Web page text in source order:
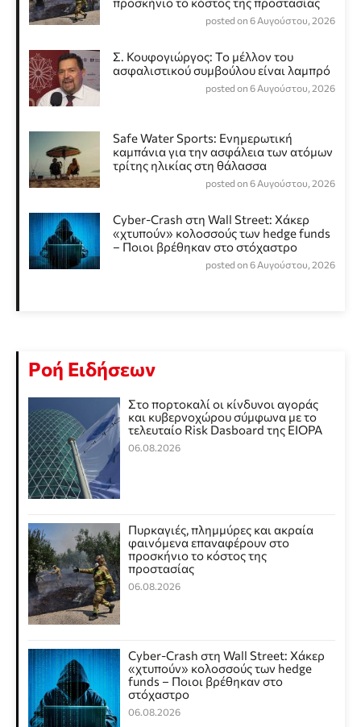
posted on 6 Αυγούστου, 2026
Σ. Κουφογιώργος: To μέλλον του
ασφαλιστικού συμβούλου είναι λαμπρό
posted on 6 Αυγούστου, 2026
Safe Water Sports: Eνημερωτική
καμπάνια για την ασφάλεια των ατόμων
τρίτης ηλικίας στη θάλασσα
posted on 6 Αυγούστου, 2026
Cyber-Crash στη Wall Street: Χάκερ
«χτυπούν» κολοσσούς των hedge funds
– Ποιοι βρέθηκαν στο στόχαστρο
posted on 6 Αυγούστου, 2026
Ροή Ειδήσεων
Στο πορτοκαλί οι κίνδυνοι αγοράς
και κυβερνοχώρου σύμφωνα με το
τελευταίο Risk Dasboard της EIOPA
06.08.2026
Πυρκαγιές, πλημμύρες και ακραία
φαινόμενα επαναφέρουν στο
προσκήνιο το κόστος της
προστασίας
06.08.2026
Cyber-Crash στη Wall Street: Χάκερ
«χτυπούν» κολοσσούς των hedge
funds – Ποιοι βρέθηκαν στο
στόχαστρο
06.08.2026